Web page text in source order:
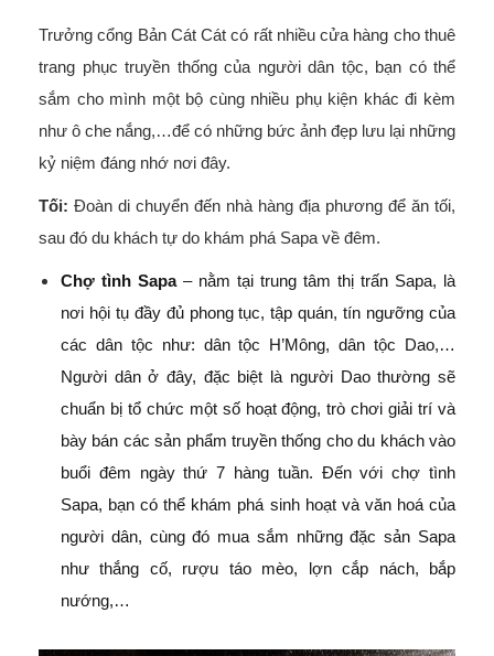
Trưởng cổng Bản Cát Cát có rất nhiều cửa hàng cho thuê
trang phục truyền thống của người dân tộc, bạn có thể
sắm cho mình một bộ cùng nhiều phụ kiện khác đi kèm
như ô che nắng,…để có những bức ảnh đẹp lưu lại những
kỷ niệm đáng nhớ nơi đây.
Tối: Đoàn di chuyển đến nhà hàng địa phương để ăn tối,
sau đó du khách tự do khám phá Sapa về đêm.
Chợ tình Sapa – nằm tại trung tâm thị trấn Sapa, là
nơi hội tụ đầy đủ phong tục, tập quán, tín ngưỡng của
các dân tộc như: dân tộc H’Mông, dân tộc Dao,…
Người dân ở đây, đặc biệt là người Dao thường sẽ
chuẩn bị tổ chức một số hoạt động, trò chơi giải trí và
bày bán các sản phẩm truyền thống cho du khách vào
buổi đêm ngày thứ 7 hàng tuần. Đến với chợ tình
Sapa, bạn có thể khám phá sinh hoạt và văn hoá của
người dân, cùng đó mua sắm những đặc sản Sapa
như thắng cố, rượu táo mèo, lợn cắp nách, bắp
nướng,…